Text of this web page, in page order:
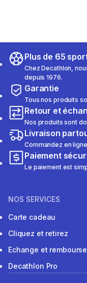
Plus de 65
Chez Decathlon,
depuis 1976.
Garantie
Tous nos produits
Retour et
Nos produits sont
Livraison
Commandez en
Paiement
Le paiement est
NOS SERVICES
Carte cadeau
Cliquez et retirez
Echange et
Decathlon Pro